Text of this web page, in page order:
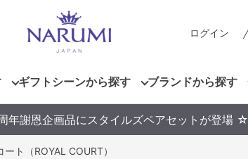
ログイン
ギフトシーンから探す ブランドから探す
年謝恩企画品にスタイルズペアセットが登場 ☆
ート（ROYAL COURT）